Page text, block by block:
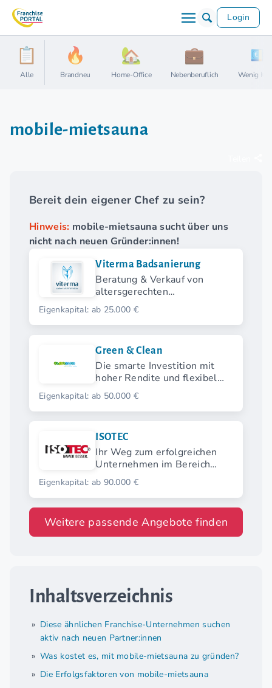
Login
Alle Brandneu Home-Office Nebenberuflich Wenig
mobile-mietsauna
Bereit dein eigener Chef zu sein?
Hinweis: mobile-mietsauna sucht über uns
nicht nach neuen Gründer:innen!
Viterma Badsanierung
Beratung & Verkauf von
altersgerechten
Badsanierungen
Eigenkapital: ab 25.000 €
Green & Clean
Die smarte Investition mit
hoher Rendite und flexibel
wählbarem Startmodell.
Eigenkapital: ab 50.000 €
ISOTEC
Ihr Weg zum erfolgreichen
Unternehmen im Bereich
Feuchtigkeitsschutz
Eigenkapital: ab 90.000 €
Weitere passende Angebote finden
Inhaltsverzeichnis
Diese ähnlichen Franchise-Unternehmen suchen
aktiv nach neuen Partner:innen
Was kostet es, mit mobile-mietsauna zu gründen?
Die Erfolgsfaktoren von mobile-mietsauna